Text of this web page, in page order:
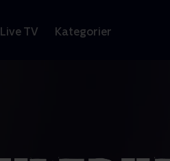
Live TV Kategorier